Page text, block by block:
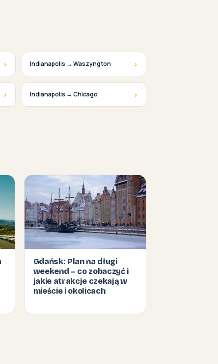
› Indianapolis → Waszyngton ›
› Indianapolis → Chicago ›
Gdańsk: Plan na długi
weekend – co zobaczyć i
jakie atrakcje czekają w
mieście i okolicach